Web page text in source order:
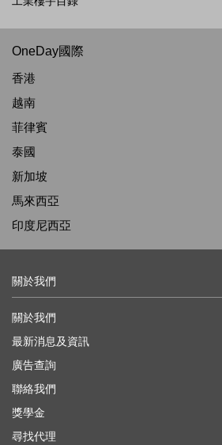
OneDay國際
香港
越南
菲律賓
泰國
新加坡
馬來西亞
印度尼西亞
關於我們
關於我們
最新消息及資訊
廣告查詢
聯絡我們
獎學金
尋找代理